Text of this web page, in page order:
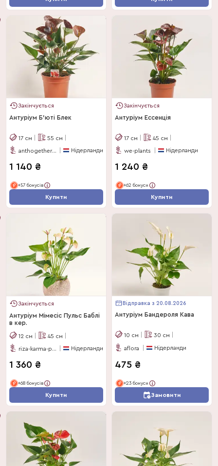
Закінчується
Антуріум Б'юті Блек
17 см 55 см
anthogether-evanty Нідерланди
1 140 ₴
+57 бонусів
Купити
Закінчується
Антуріум Ессенція
17 см 45 см
we-plants Нідерланди
1 240 ₴
+62 бонуси
Купити
Закінчується
Антуріум Мімесіс Пульс Баблі
в кер.
12 см 45 см
riza-karma-plants Нідерланди
1 360 ₴
+68 бонусів
Купити
Відправка з 20.08.2026
Антуріум Бандероля Кава
10 см 30 см
aflora Нідерланди
475 ₴
+23 бонуси
Замовити